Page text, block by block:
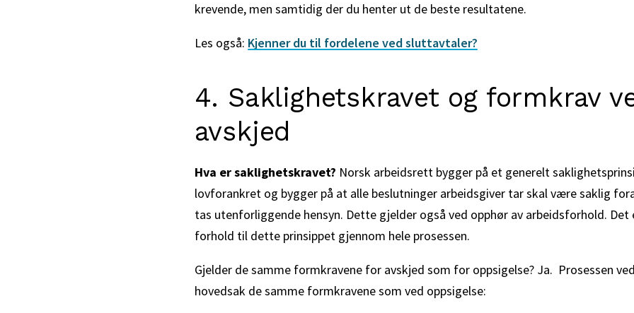
krevende, men samtidig der du henter ut de beste resultatene.
Les også: Kjenner du til fordelene ved sluttavtaler?
4. Saklighetskravet og formkrav
avskjed
Hva er saklighetskravet? Norsk arbeidsrett bygger på et generelt
lovforankret og bygger på at alle beslutninger arbeidsgiver tar skal være saklig
tas utenforliggende hensyn. Dette gjelder også ved opphør av arbeidsforhold.
forhold til dette prinsippet gjennom hele prosessen.
Gjelder de samme formkravene for avskjed som for oppsigelse? Ja. Prosessen
hovedsak de samme formkravene som ved oppsigelse: